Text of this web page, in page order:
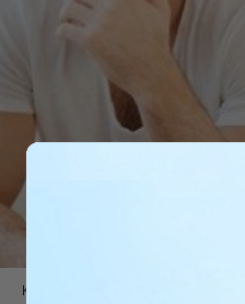
Khai thác bệnh sử là một phần